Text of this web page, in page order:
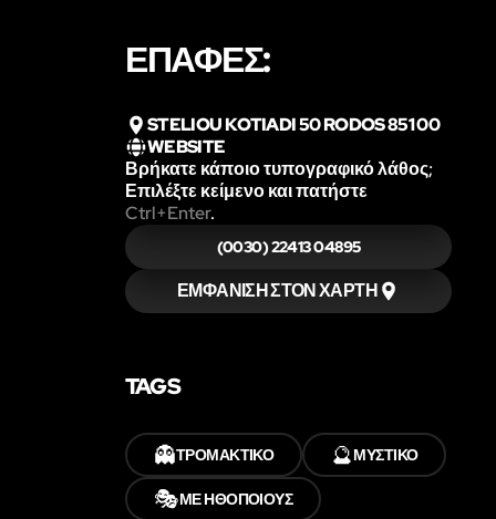
ΕΠΑΦΈΣ:
STELIOU KOTIADI 50 RODOS 851 00
WEBSITE
Βρήκατε κάποιο τυπογραφικό λάθος;
Επιλέξτε κείμενο και πατήστε
Ctrl+Enter.
(0030) 22413 04895
ΕΜΦΆΝΙΣΗ ΣΤΟΝ ΧΆΡΤΗ
TAGS
👻ΤΡΟΜΑΚΤΙΚΌ 🔮ΜΥΣΤΙΚΌ
🎭ΜΕ ΗΘΟΠΟΙΟΎΣ